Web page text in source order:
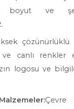
boyut ve
çözünürlüklü
ve canlı renkler
logosu ve
Çevre